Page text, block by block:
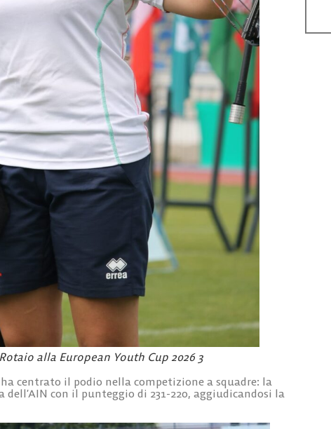
alla European Youth Cup 2026 3
centrato il podio nella competizione a squadre: la
con il punteggio di 231-220, aggiudicandosi la